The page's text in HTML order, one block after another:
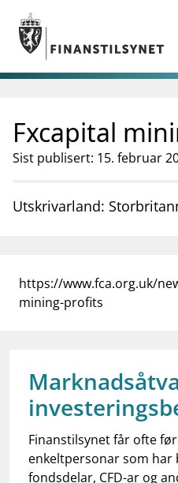
Gå til hovedinnhold
Gå til søkesiden
nettstedet
language
Tilsyn
Finanstilsynets registre
businessOm Finanstilsynet
dashboard Informasjon for
notifications_none Abonner på
Fxcapital
Sist publisert: 15. februar
Utskrivarland:
https://www.fca.org.uk/
mining-profits
Finanstilsynet får ofte
enkeltpersonar som har
fondsdelar, CFD-ar og